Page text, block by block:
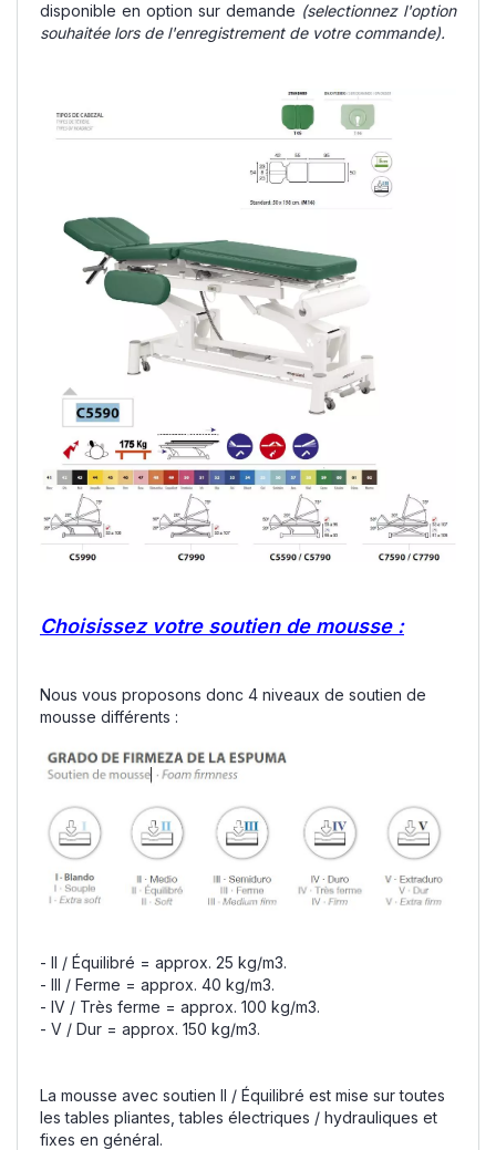
disponible en option sur demande (selectionnez l'option
souhaitée lors de l'enregistrement de votre commande).
Choisissez votre soutien de mousse :
Nous vous proposons donc 4 niveaux de soutien de
mousse différents :
- II / Équilibré = approx. 25 kg/m3.
- III / Ferme = approx. 40 kg/m3.
- IV / Très ferme = approx. 100 kg/m3.
- V / Dur = approx. 150 kg/m3.
La mousse avec soutien II / Équilibré est mise sur toutes
les tables pliantes, tables électriques / hydrauliques et
fixes en général.